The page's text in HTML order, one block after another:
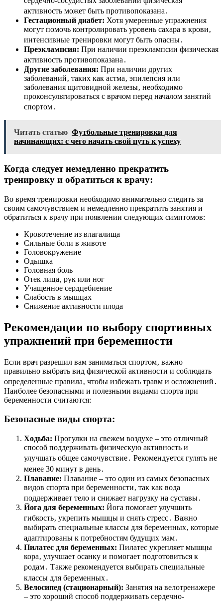
активность может быть противопоказана․
Гестационный диабет: Хотя умеренные упражнения
могут помочь контролировать уровень сахара в крови‚
интенсивные тренировки могут быть опасны․
Преэклампсия: При наличии преэклампсии физическая
активность противопоказана․
Другие заболевания: При наличии других
заболеваний‚ таких как астма‚ эпилепсия или
заболевания щитовидной железы‚ необходимо
проконсультироваться с врачом перед началом занятий
спортом․
Читать статью Футбольные тренировки для
начинающих: с чего начать свой путь к успеху
Когда следует немедленно прекратить
тренировку и обратиться к врачу:
Во время тренировки необходимо внимательно следить за
своим самочувствием и немедленно прекратить занятия и
обратиться к врачу при появлении следующих симптомов:
Кровотечение из влагалища
Сильные боли в животе
Головокружение
Одышка
Головная боль
Отек лица‚ рук или ног
Учащенное сердцебиение
Слабость в мышцах
Снижение активности плода
Рекомендации по выбору спортивных
упражнений при беременности
Если врач разрешил вам заниматься спортом‚ важно
правильно выбрать вид физической активности и соблюдать
определенные правила‚ чтобы избежать травм и осложнений․
Наиболее безопасными и полезными видами спорта при
беременности считаются:
Безопасные виды спорта:
Ходьба: Прогулки на свежем воздухе – это отличный
способ поддерживать физическую активность и
улучшать общее самочувствие․ Рекомендуется гулять не
менее 30 минут в день․
Плавание: Плавание – это один из самых безопасных
видов спорта при беременности‚ так как вода
поддерживает тело и снижает нагрузку на суставы․
Йога для беременных: Йога помогает улучшить
гибкость‚ укрепить мышцы и снять стресс․ Важно
выбирать специальные классы для беременных‚ которые
адаптированы к потребностям будущих мам․
Пилатес для беременных: Пилатес укрепляет мышцы
кора‚ улучшает осанку и помогает подготовиться к
родам․ Также рекомендуется выбирать специальные
классы для беременных․
Велосипед (стационарный): Занятия на велотренажере
– это хороший способ поддерживать сердечно-